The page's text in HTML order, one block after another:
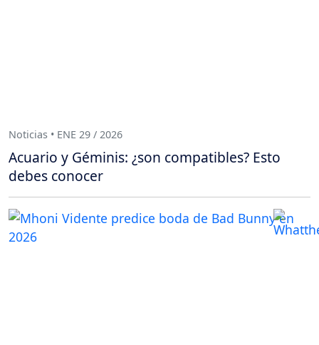
Noticias • ENE 29 / 2026
Acuario y Géminis: ¿son compatibles? Esto
debes conocer